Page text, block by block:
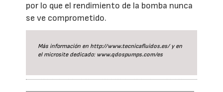
por lo que el rendimiento de la bomba nunca
se ve comprometido.
Más información en http://www.tecnicafluidos.es/y en
el microsite dedicado: www.qdospumps.com/es